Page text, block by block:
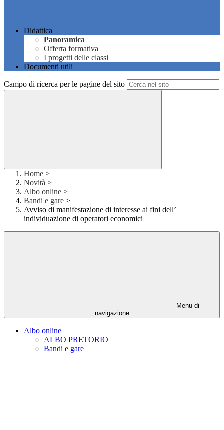
Didattica
Panoramica
Offerta formativa
I progetti delle classi
Documenti utili
Campo di ricerca per le pagine del sito
Home >
Novità >
Albo online >
Bandi e gare >
Avviso di manifestazione di interesse ai fini dell’
individuazione di operatori economici
Menu di
navigazione
Albo online
ALBO PRETORIO
Bandi e gare